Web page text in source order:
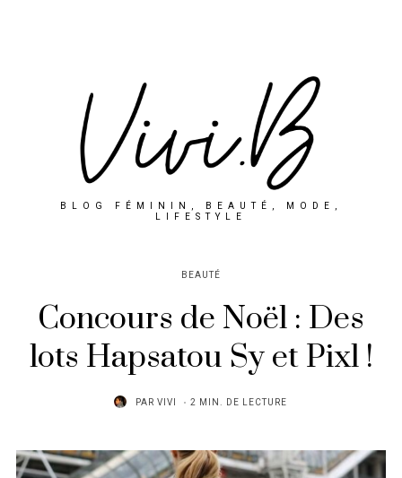
BLOG FÉMININ, BEAUTÉ, MODE,
LIFESTYLE
BEAUTÉ
Concours de Noël : Des
lots Hapsatou Sy et Pixl !
PAR VIVI 2 MIN. DE LECTURE